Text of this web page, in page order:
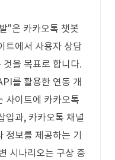
"은 카카오톡 챗봇
트에서 사용자 상담
을 목표로 합니다.
를 활용한 연동 개
사이트에 카카오톡
입과, 카카오톡 채널
정보를 제공하는 기
시나리오는 구상 중